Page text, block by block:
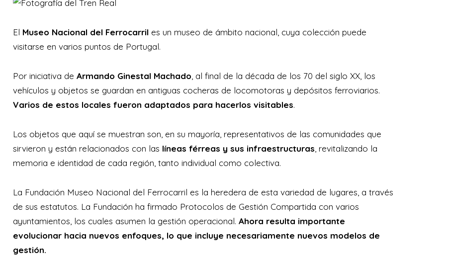
El Museo Nacional del Ferrocarril es un museo de ámbito nacional, cuya colección puede
visitarse en varios puntos de Portugal.
Por iniciativa deArmando Ginestal Machado , al final de la década de los 70 del siglo XX, los
vehículos y objetos se guardan en antiguas cocheras de locomotoras y depósitos ferroviarios.
Varios de estos locales fueron adaptados para hacerlos visitables.
Los objetos que aquí se muestran son, en su mayoría, representativos de las comunidades que
sirvieron y están relacionados con las líneas férreas y sus infraestructuras , revitalizando la
memoria e identidad de cada región, tanto individual como colectiva.
La Fundación Museo Nacional del Ferrocarril es la heredera de esta variedad de lugares, a través
de sus estatutos. La Fundación ha firmado Protocolos de Gestión Compartida con varios
ayuntamientos, los cuales asumen la gestión operacional. Ahora resulta importante
evolucionar hacia nuevos enfoques, lo que incluye necesariamente nuevos modelos de
gestión.